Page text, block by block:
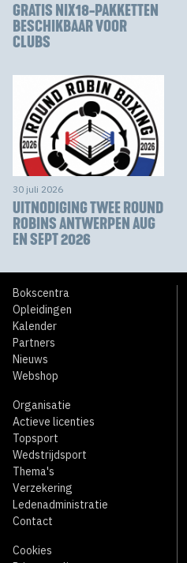
GRATIS NIX18-PAKKETTEN
BESCHIKBAAR VOOR
CLUBS
30 juli 2026
UITNODIGING TWEE ROUND
ROBINS ANTWERPEN AUG
EN SEPT 2026
Bokscentra
Opleidingen
Kalender
Partners
Nieuws
Webshop
Organisatie
Actieve licenties
Topsport
Wedstrijdsport
Thema's
Verzekering
Ledenadministratie
Contact
Cookies